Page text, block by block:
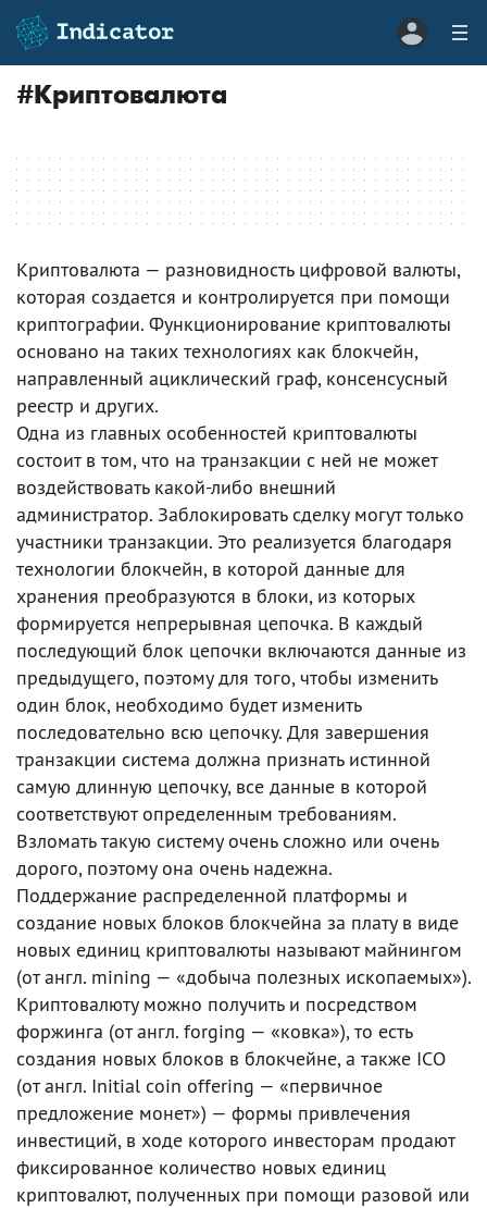
#Криптовалюта
Криптовалюта — разновидность цифровой валюты,
которая создается и контролируется при помощи
криптографии. Функционирование криптовалюты
основано на таких технологиях как блокчейн,
направленный ациклический граф, консенсусный
реестр и других.
Одна из главных особенностей криптовалюты
состоит в том, что на транзакции с ней не может
воздействовать какой-либо внешний
администратор. Заблокировать сделку могут только
участники транзакции. Это реализуется благодаря
технологии блокчейн, в которой данные для
хранения преобразуются в блоки, из которых
формируется непрерывная цепочка. В каждый
последующий блок цепочки включаются данные из
предыдущего, поэтому для того, чтобы изменить
один блок, необходимо будет изменить
последовательно всю цепочку. Для завершения
транзакции система должна признать истинной
самую длинную цепочку, все данные в которой
соответствуют определенным требованиям.
Взломать такую систему очень сложно или очень
дорого, поэтому она очень надежна.
Поддержание распределенной платформы и
создание новых блоков блокчейна за плату в виде
новых единиц криптовалюты называют майнингом
(от англ. mining — «добыча полезных ископаемых»).
Криптовалюту можно получить и посредством
форжинга (от англ. forging — «ковка»), то есть
создания новых блоков в блокчейне, а также ICO
(от англ. Initial coin offering — «первичное
предложение монет») — формы привлечения
инвестиций, в ходе которого инвесторам продают
фиксированное количество новых единиц
криптовалют, полученных при помощи разовой или